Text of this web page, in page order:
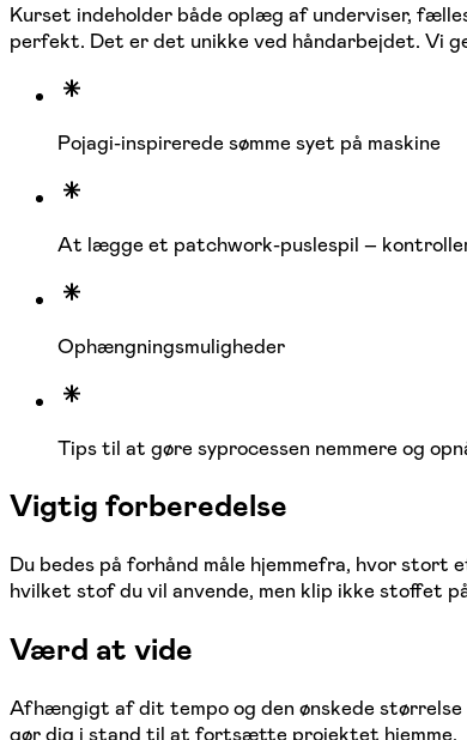
Kurset indeholder både oplæg af underviser,
perfekt. Det er det unikke ved håndarbejdet. Vi
Pojagi-inspirerede sømme syet på maskine
At lægge et patchwork-puslespil –
Ophængningsmuligheder
Tips til at gøre syprocessen nemmere og
Vigtig forberedelse
Du bedes på forhånd måle hjemmefra, hvor
hvilket stof du vil anvende, men klip ikke stoffet
Værd at vide
Afhængigt af dit tempo og den ønskede
gør dig i stand til at fortsætte projektet hjemme.